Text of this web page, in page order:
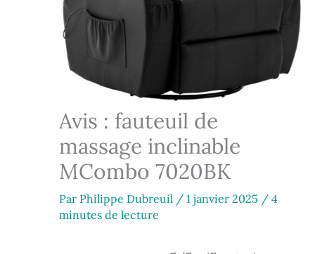
Avis : fauteuil de
massage inclinable
MCombo 7020BK
Par Philippe Dubreuil / 1 janvier 2025 / 4
minutes de lecture